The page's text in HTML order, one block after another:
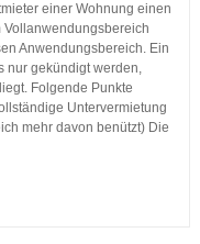
einer Wohnung einen
Anwendungsbereich. Ein
nur gekündigt werden,
Folgende Punkte
Untervermietung
mehr davon benützt) Die